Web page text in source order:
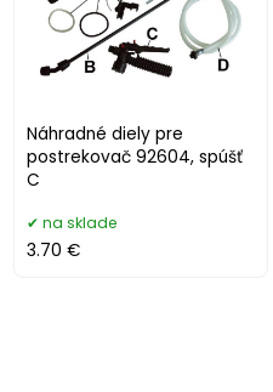
Náhradné diely pre
postrekovač 92604, spúšť
C
na sklade
3.70 €